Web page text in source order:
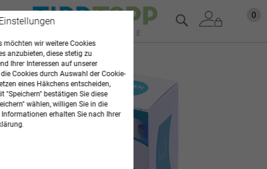
Zum
Inhalt
0
Suche
Zum
Ende
der
Bildgalerie
springen
möchten wir weitere Cookies
anzubieten, diese stetig zu
Ihrer Interessen auf unserer
Cookies durch Auswahl der Cookie-
eines Häkchens entscheiden,
"Speichern" bestätigen Sie diese
wählen, willigen Sie in die
erhalten Sie nach Ihrer